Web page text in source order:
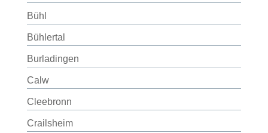
Bühl
Bühlertal
Burladingen
Calw
Cleebronn
Crailsheim